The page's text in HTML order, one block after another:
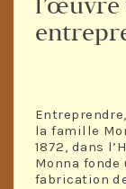
la famille
1872, dans
Monna
fabrication